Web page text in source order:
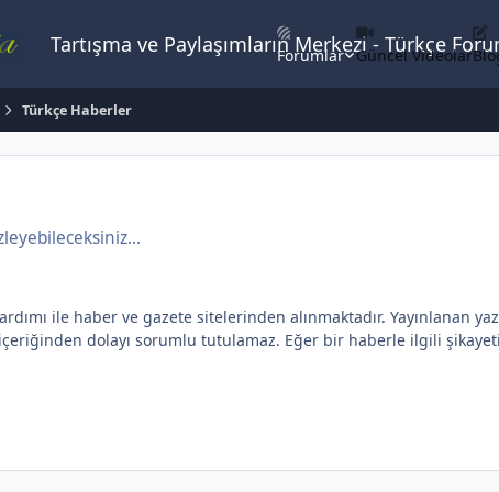
Tartışma ve Paylaşımların Merkezi - Türkçe
Forumlar Güncel Videolar
Türkçe Haberler
ile haber ve gazete sitelerinden alınmaktadır. Yayınlanan
dolayı sorumlu tutulamaz. Eğer bir haberle ilgili